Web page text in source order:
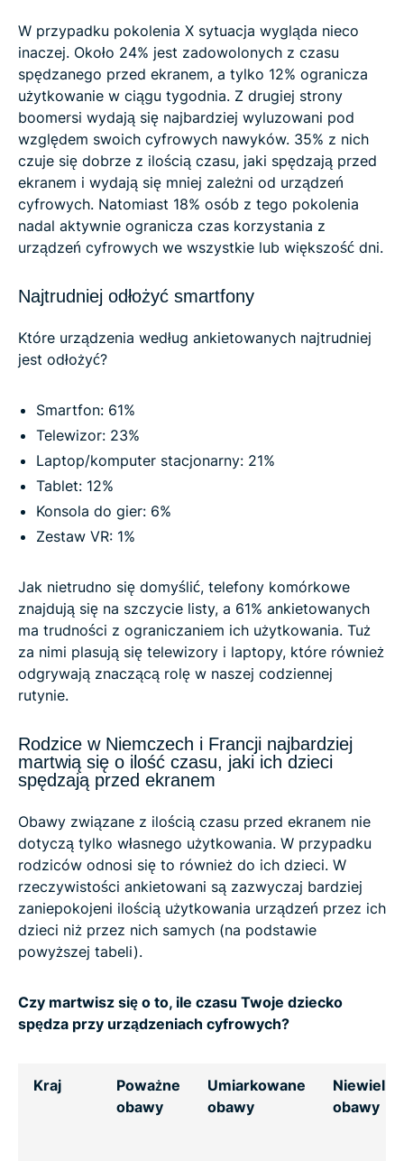
W przypadku pokolenia X sytuacja wygląda nieco
inaczej. Około 24% jest zadowolonych z czasu
spędzanego przed ekranem, a tylko 12% ogranicza
użytkowanie w ciągu tygodnia. Z drugiej strony
boomersi wydają się najbardziej wyluzowani pod
względem swoich cyfrowych nawyków. 35% z nich
czuje się dobrze z ilością czasu, jaki spędzają przed
ekranem i wydają się mniej zależni od urządzeń
cyfrowych. Natomiast 18% osób z tego pokolenia
nadal aktywnie ogranicza czas korzystania z
urządzeń cyfrowych we wszystkie lub większość dni.
Najtrudniej odłożyć smartfony
Które urządzenia według ankietowanych najtrudniej
jest odłożyć?
Smartfon: 61%
Telewizor: 23%
Laptop/komputer stacjonarny: 21%
Tablet: 12%
Konsola do gier: 6%
Zestaw VR: 1%
Jak nietrudno się domyślić, telefony komórkowe
znajdują się na szczycie listy, a 61% ankietowanych
ma trudności z ograniczaniem ich użytkowania. Tuż
za nimi plasują się telewizory i laptopy, które również
odgrywają znaczącą rolę w naszej codziennej
rutynie.
Rodzice w Niemczech i Francji najbardziej
martwią się o ilość czasu, jaki ich dzieci
spędzają przed ekranem
Obawy związane z ilością czasu przed ekranem nie
dotyczą tylko własnego użytkowania. W przypadku
rodziców odnosi się to również do ich dzieci. W
rzeczywistości ankietowani są zazwyczaj bardziej
zaniepokojeni ilością użytkowania urządzeń przez ich
dzieci niż przez nich samych (na podstawie
powyższej tabeli).
Czy martwisz się o to, ile czasu Twoje dziecko
spędza przy urządzeniach cyfrowych?
Kraj
Poważne
obawy
Umiarkowane
obawy
obawy